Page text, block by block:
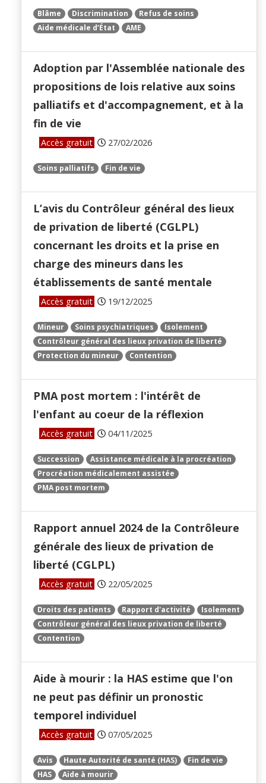
Blâme Discrimination
Refus de soins
Aide médicale d’État
AME
Adoption par l'Assemblée nationale des
propositions de lois relative aux soins
palliatifs et d'accompagnement, et à la
fin de vie
Accès gratuit 27/02/2026
Soins palliatifs Fin de vie
L’avis du Contrôleur général des lieux
de privation de liberté (CGLPL)
concernant les droits et la prise en
charge des mineurs dans les
établissements de santé mentale
Accès gratuit 19/12/2025
Mineur Soins psychiatriques
Isolement
Contrôleur général des lieux privation de liberté
Protection du mineur
Contention
PMA post mortem : l'intérêt de
l'enfant au coeur de la réflexion
Accès gratuit 04/11/2025
Succession
Assistance médicale à la procréation
Procréation médicalement assistée
PMA post mortem
Rapport annuel 2024 de la Contrôleure
générale des lieux de privation de
liberté (CGLPL)
Accès gratuit 22/05/2025
Droits des patients Rapport d'activité
Isolement
Contrôleur général des lieux privation de liberté
Contention
Aide à mourir : la HAS estime que l'on
ne peut pas définir un pronostic
temporel individuel
Accès gratuit 07/05/2025
Avis Haute Autorité de santé (HAS)
Fin de vie
HAS
Aide à mourir